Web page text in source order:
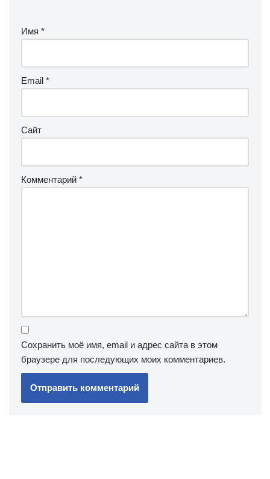
Имя *
Email *
Сайт
Комментарий *
Сохранить моё имя, email и адрес сайта в этом
браузере для последующих моих комментариев.